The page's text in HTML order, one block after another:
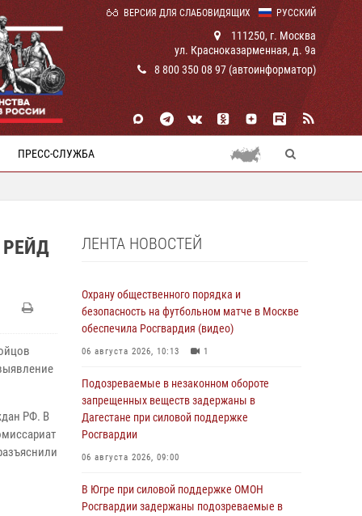
РУССКИЙ
ВЕРСИЯ ДЛЯ СЛАБОВИДЯЩИХ
111250, г. Москва
ул. Красноказарменная, д. 9а
8 800 350 08 97 (автоинформатор)
ПРЕСС-СЛУЖБА
РФ. В
ЛЕНТА НОВОСТЕЙ
Охрану общественного порядка и
безопасность на футбольном матче в Москве
обеспечила Росгвардия (видео)
06 августа 2026, 10:13 1
Подозреваемые в незаконном обороте
запрещенных веществ задержаны в
Дагестане при силовой поддержке
Росгвардии
06 августа 2026, 09:00
В Югре при силовой поддержке ОМОН
Росгвардии задержаны подозреваемые в